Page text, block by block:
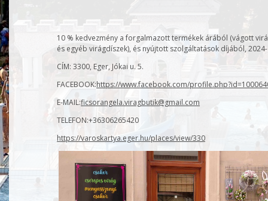
10 % kedvezmény a forgalmazott termékek árából (vágott
és egyéb virágdíszek), és nyújtott szolgáltatások díjából,
CÍM: 3300, Eger, Jókai u. 5.
FACEBOOK:https://www.facebook.com/
E-MAIL:ficsorangela.viragbutik@gmail.com
TELEFON:+36306265420
https://varoskartya.eger.hu/places/view/330